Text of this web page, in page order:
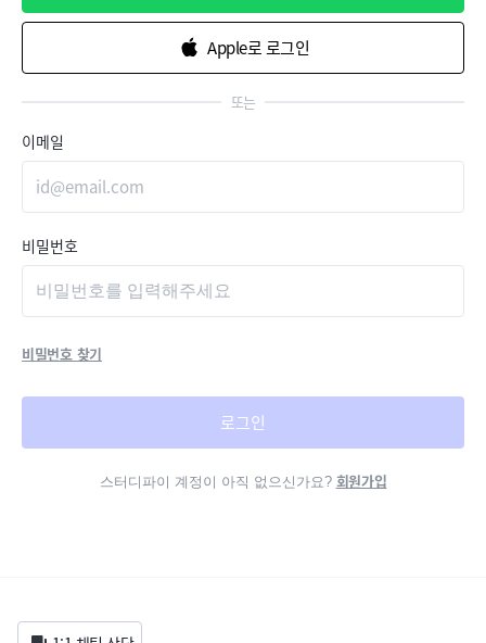
Apple로 로그인
또는
이메일
비밀번호
비밀번호 찾기
로그인
스터디파이 계정이 아직 없으신가요? 회원가입